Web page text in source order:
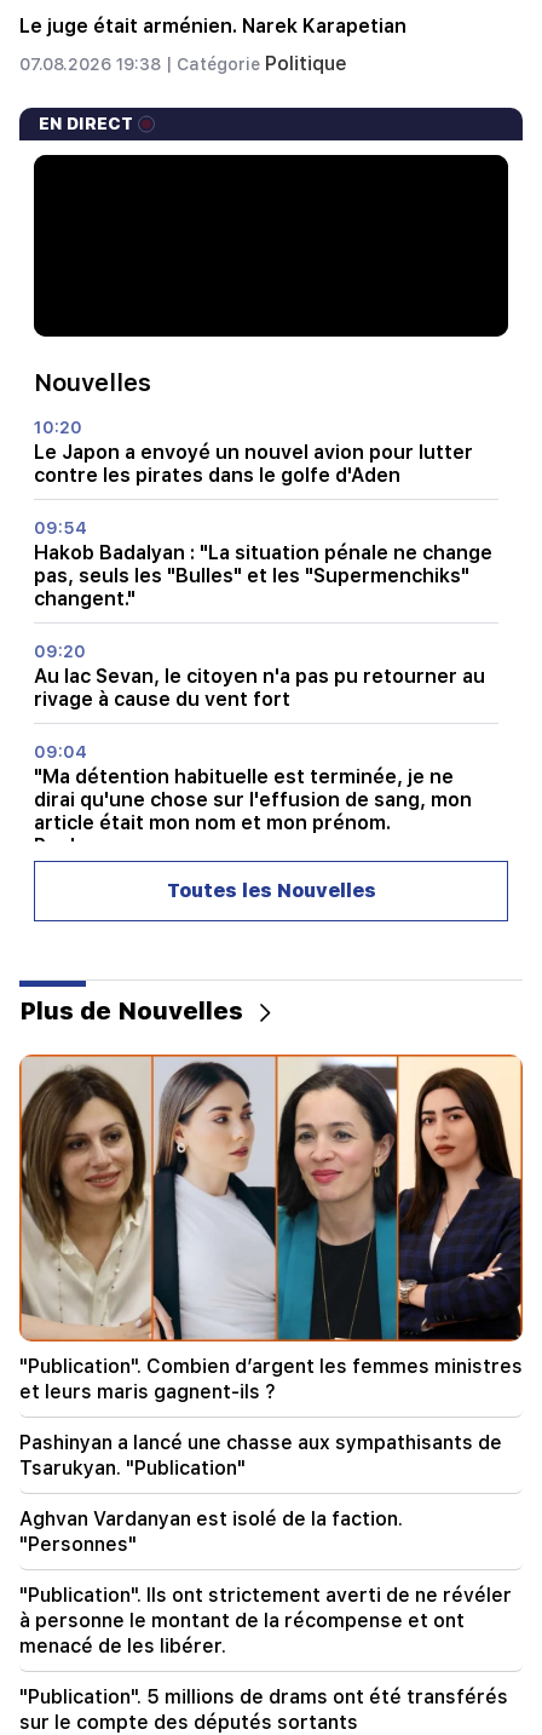
Le juge était arménien. Narek Karapetian
07.08.2026 19:38 | Catégorie Politique
EN DIRECT
Nouvelles
10:20
Le Japon a envoyé un nouvel avion pour lutter
contre les pirates dans le golfe d'Aden
09:54
Hakob Badalyan : "La situation pénale ne change
pas, seuls les "Bulles" et les "Supermenchiks"
changent."
09:20
Au lac Sevan, le citoyen n'a pas pu retourner au
rivage à cause du vent fort
09:04
"Ma détention habituelle est terminée, je ne
dirai qu'une chose sur l'effusion de sang, mon
article était mon nom et mon prénom.
Poghosyan
Quelle est la situation à Lars ?
08:20
Des averses et des orages sont attendus
00:40
Les voitures électriques chinoises ont conquis
une part record de 14,2 % du marché d’Europe
occidentale
00:00
Le guide suprême de l'Iran a nommé l'ancien
commandant du CGRI au poste occupé par le
défunt Ali Larijani
22:29
Toyota s'est renversée sur une voie de
circulation dans la région de Kotayk. la femme et
les deux enfants mineurs ont été blessés
22:12
Le chef suprême et spirituel de l'Iran et le
président du pays se sont rencontrés
22:00
Araghchi. L’Iran ne négocie pas actuellement
avec les États-Unis, mais reçoit des messages
via des intermédiaires
20:34
L'OTAN traverse la pire crise de son histoire.
Ministère des Affaires étrangères de la
Fédération de Russie
Toutes les Nouvelles
Plus de Nouvelles
"Publication". Combien d’argent les femmes ministres
et leurs maris gagnent-ils ?
Pashinyan a lancé une chasse aux sympathisants de
Tsarukyan. "Publication"
Aghvan Vardanyan est isolé de la faction.
"Personnes"
"Publication". Ils ont strictement averti de ne révéler
à personne le montant de la récompense et ont
menacé de les libérer.
"Publication". 5 millions de drams ont été transférés
sur le compte des députés sortants